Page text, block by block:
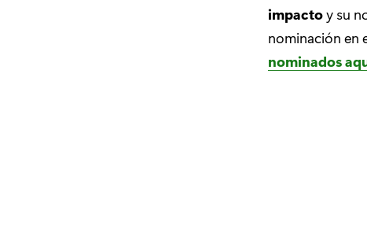
impactoy su
nominación en
nominados